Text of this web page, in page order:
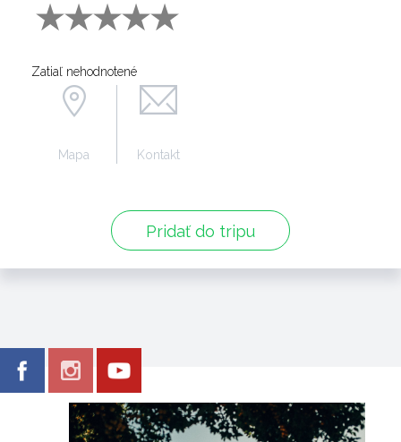
Zatiaľ nehodnotené
Pridať do tripu
Mapa Kontakt